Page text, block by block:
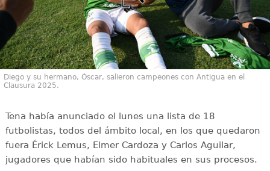
Diego y su hermano, Óscar, salieron campeones con Antigua en el
Clausura 2025.
Tena había anunciado el lunes una lista de 18
futbolistas, todos del ámbito local, en los que quedaron
fuera Érick Lemus, Elmer Cardoza y Carlos Aguilar,
jugadores que habían sido habituales en sus procesos.